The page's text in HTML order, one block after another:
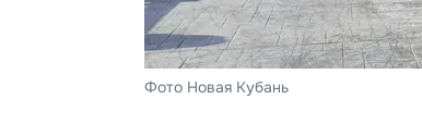
Фото Новая Кубань